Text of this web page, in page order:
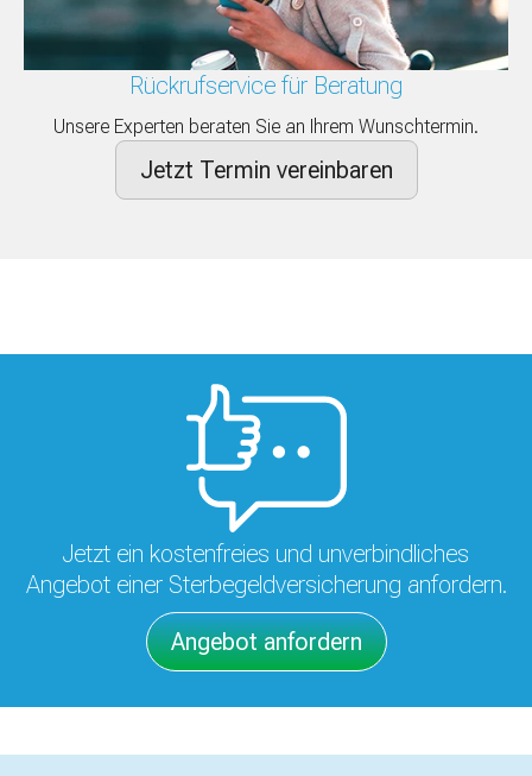
Rückrufservice für Beratung
Unsere Experten beraten Sie an Ihrem Wunschtermin.
Jetzt Termin vereinbaren
Jetzt ein kostenfreies und unverbindliches
Angebot einer Sterbegeldversicherung anfordern.
Angebot anfordern